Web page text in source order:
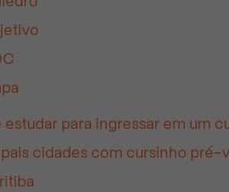
estudar para ingressar em um
cidades com cursinho pré-